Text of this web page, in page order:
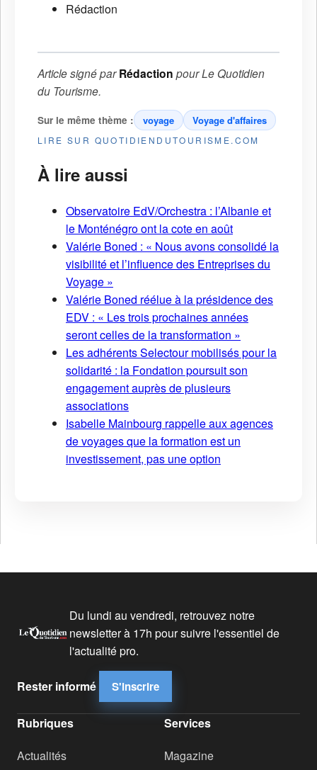
Rédaction
Article signé parRédaction pourLe Quotidien
du Tourisme.
Sur le même thème : voyage Voyage d'affaires
LIRE SUR QUOTIDIENDUTOURISME.COM
À lire aussi
Observatoire EdV/Orchestra : l’Albanie et
le Monténégro ont la cote en août
Valérie Boned : « Nous avons consolidé la
visibilité et l’influence des Entreprises du
Voyage »
Valérie Boned réélue à la présidence des
EDV : « Les trois prochaines années
seront celles de la transformation »
Les adhérents Selectour mobilisés pour la
solidarité : la Fondation poursuit son
engagement auprès de plusieurs
associations
Isabelle Mainbourg rappelle aux agences
de voyages que la formation est un
investissement, pas une option
Du lundi au vendredi, retrouvez notre
newsletter à 17h pour suivre l'essentiel de
l'actualité pro.
Rester informé S'inscrire
Rubriques
Actualités
Services
Magazine